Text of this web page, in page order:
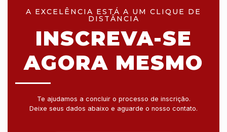
A EXCELÊNCIA ESTÁ A UM CLIQUE DE
DISTÂNCIA
INSCREVA-SE
AGORA MESMO
Te ajudamos a concluir o processo de inscrição.
Deixe seus dados abaixo e aguarde o nosso contato.